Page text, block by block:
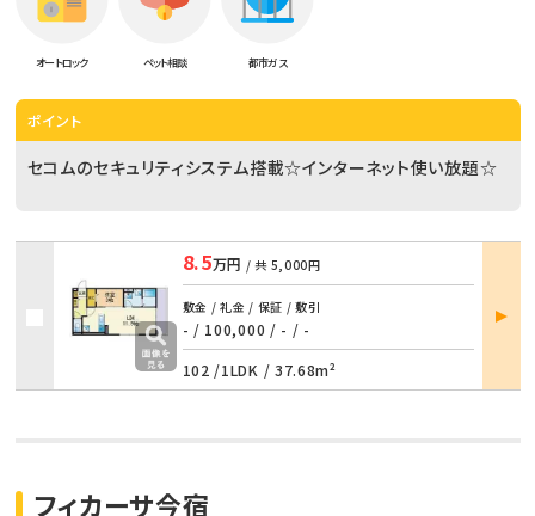
オートロック ペット相談 都市ガス
ポイント
セコムのセキュリティシステム搭載☆インターネット使い放題☆
8.5万円 / 共 5,000円
敷金 / 礼金 / 保証 / 敷引
- / 100,000 / - / -
102 /1LDK / 37.68m²
部屋
詳細
フィカーサ今宿